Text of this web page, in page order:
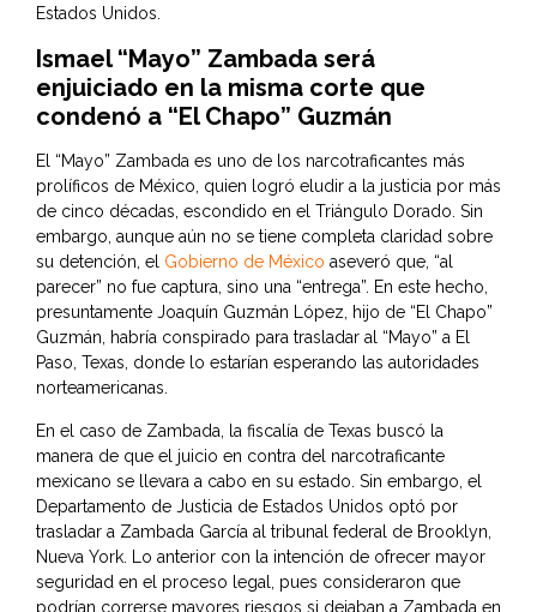
Estados Unidos.
Ismael “Mayo” Zambada será
enjuiciado en la misma corte que
condenó a “El Chapo” Guzmán
El “Mayo” Zambada es uno de los narcotraficantes más
prolíficos de México, quien logró eludir a la justicia por más
de cinco décadas, escondido en el Triángulo Dorado. Sin
embargo, aunque aún no se tiene completa claridad sobre
su detención, el Gobierno de México aseveró que, “al
parecer” no fue captura, sino una “entrega”. En este hecho,
presuntamente Joaquín Guzmán López, hijo de “El Chapo”
Guzmán, habría conspirado para trasladar al “Mayo” a El
Paso, Texas, donde lo estarían esperando las autoridades
norteamericanas.
En el caso de Zambada, la fiscalía de Texas buscó la
manera de que el juicio en contra del narcotraficante
mexicano se llevara a cabo en su estado. Sin embargo, el
Departamento de Justicia de Estados Unidos optó por
trasladar a Zambada García al tribunal federal de Brooklyn,
Nueva York. Lo anterior con la intención de ofrecer mayor
seguridad en el proceso legal, pues consideraron que
podrían correrse mayores riesgos si dejaban a Zambada en